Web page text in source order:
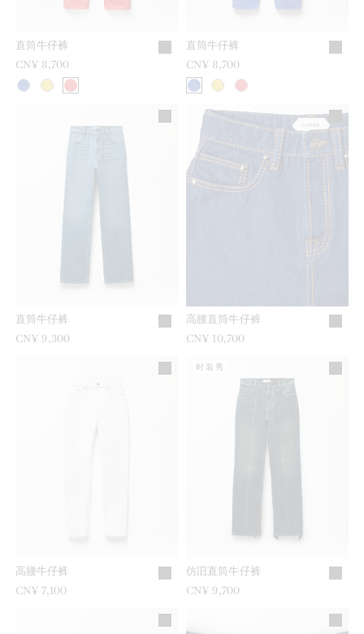
直筒牛仔裤
CN¥ 8,700
直筒牛仔裤
CN¥ 8,700
直筒牛仔裤
CN¥ 9,300
高腰直筒牛仔裤
CN¥ 10,700
高腰牛仔裤
CN¥ 7,100
仿旧直筒牛仔裤
CN¥ 9,700
时装秀